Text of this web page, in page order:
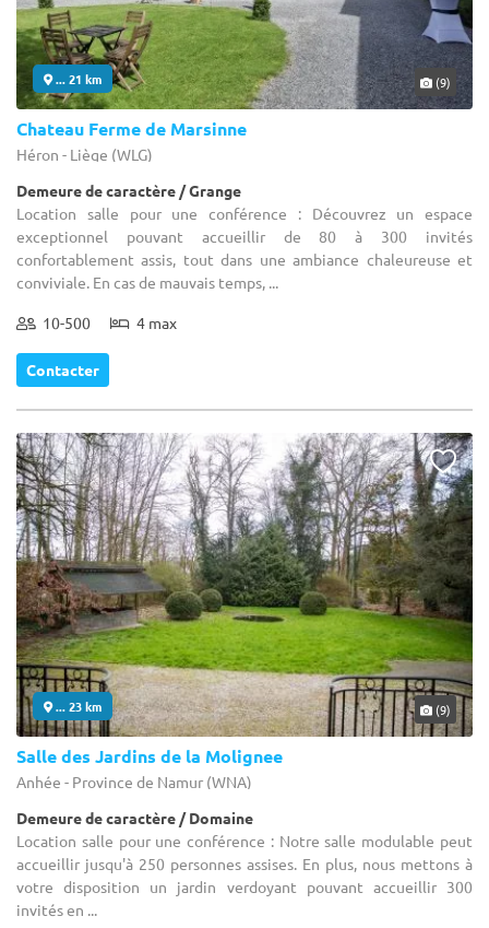
... 21 km (9)
Chateau Ferme de Marsinne
Héron - Liège (WLG)
Demeure de caractère / Grange
Location salle pour une conférence : Découvrez un espace
exceptionnel pouvant accueillir de 80 à 300 invités
confortablement assis, tout dans une ambiance chaleureuse et
conviviale. En cas de mauvais temps, ...
10-500 4 max
Contacter
... 23 km (9)
Salle des Jardins de la Molignee
Anhée - Province de Namur (WNA)
Demeure de caractère / Domaine
Location salle pour une conférence : Notre salle modulable peut
accueillir jusqu'à 250 personnes assises. En plus, nous mettons à
votre disposition un jardin verdoyant pouvant accueillir 300
invités en ...